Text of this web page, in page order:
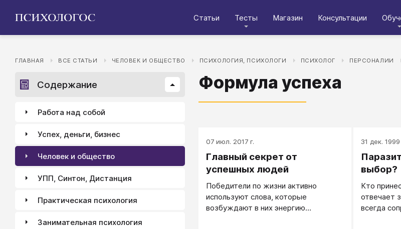
Статьи Тесты Магазин Консультации
ГЛАВНАЯ ВСЕ СТАТЬИ ЧЕЛОВЕК И ОБЩЕСТВО ПСИХОЛОГИЯ, ПСИХОЛОГИ ПСИХОЛОГ ПЕРСОНАЛИИ
Формула успеха
07 июл. 2017 г.
Главный секрет от
успешных людей
Победители по жизни активно
используют слова, которые
возбуждают в них энергию
31 дек. 1999
выбор?
Кто
отвечает
всегда
Содержание
Работа над собой
Успех, деньги, бизнес
Человек и общество
УПП, Синтон, Дистанция
Практическая психология
Занимательная психология